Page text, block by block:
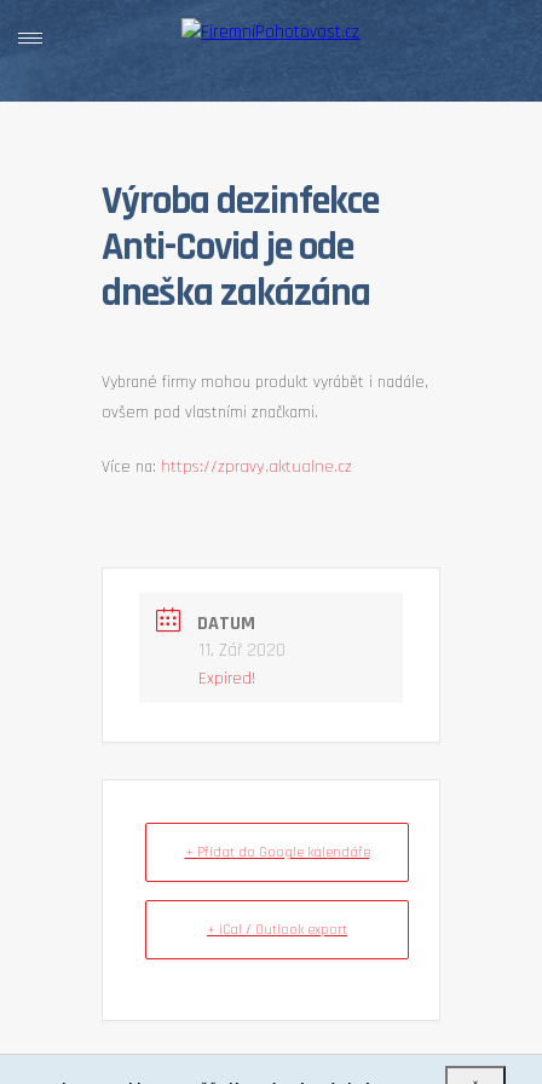
Výroba dezinfekce
Anti-Covid je ode
dneška zakázána
Vybrané firmy mohou produkt vyrábět i nadále,
ovšem pod vlastními značkami.
Více na: https://zpravy.aktualne.cz
DATUM
11. Zář 2020
Expired!
+ Přidat do Google kalendáře
+ iCal / Outlook export